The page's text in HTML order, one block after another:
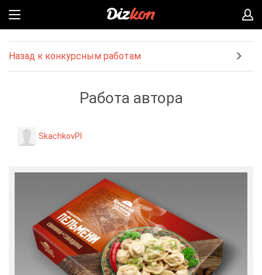
Назад к конкурсным работам
Работа автора
SkachkovPI